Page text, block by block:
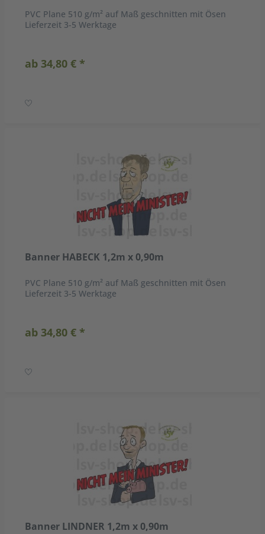
PVC Plane 510 g/m² auf Maß geschnitten mit Ösen
Lieferzeit 3-5 Werktage
ab 34,80 € *
Banner HABECK 1,2m x 0,90m
PVC Plane 510 g/m² auf Maß geschnitten mit Ösen
Lieferzeit 3-5 Werktage
ab 34,80 € *
Banner LINDNER 1,2m x 0,90m